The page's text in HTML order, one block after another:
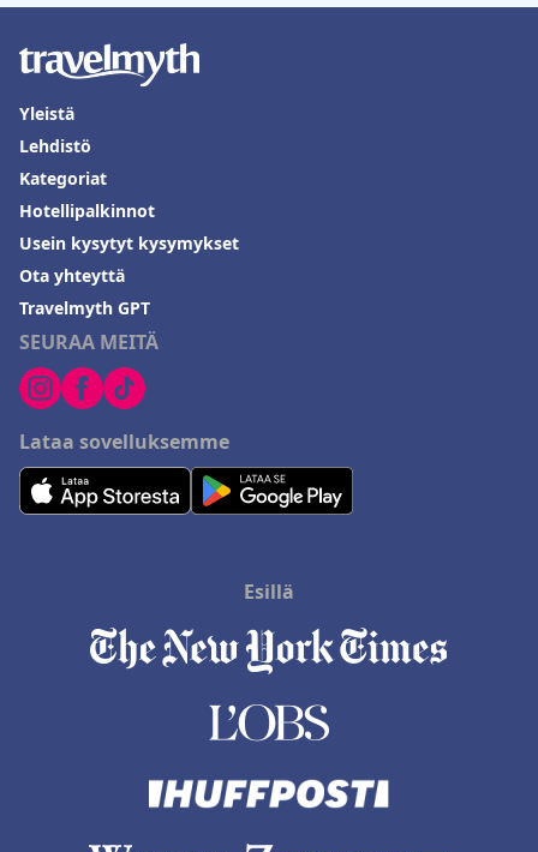
SEURAA MEITÄ
Lataa sovelluksemme
Yleistä
Lehdistö
Kategoriat
Hotellipalkinnot
Usein kysytyt kysymykset
Ota yhteyttä
Travelmyth GPT
Esillä